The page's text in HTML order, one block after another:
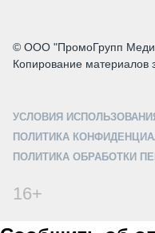
© ООО "ПромоГрупп
Копирование материалов
УСЛОВИЯ
ПОЛИТИКА
ПОЛИТИКА ОБРАБОТКИ
16+